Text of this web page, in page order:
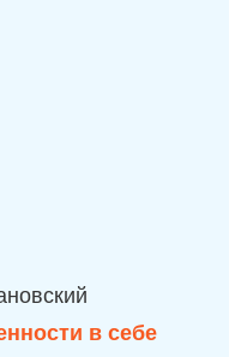
в себе